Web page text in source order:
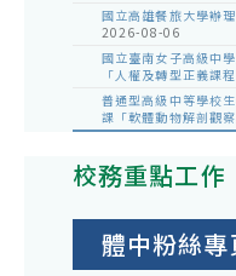
國立高雄餐旅大學辦
2026-08-06
國立臺南女子高級中
「人權及轉型正義課
普通型高級中等學校
課「軟體動物解剖觀
校務重點工作
體中粉絲專